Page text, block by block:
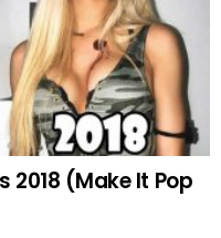
2018 (Make It Pop